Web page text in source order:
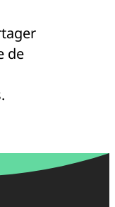
de